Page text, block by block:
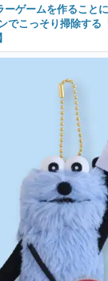
ゲームを作ること
でこっそり掃除する